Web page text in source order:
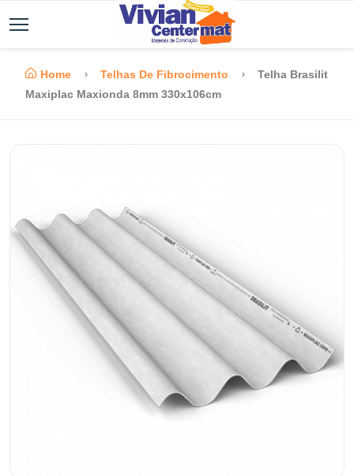
Home Telhas De Fibrocimento
Telha Brasilit
Maxiplac Maxionda 8mm 330x106cm